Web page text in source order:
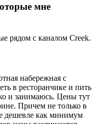
мне
рядом с каналом Creek.
набережная с
в ресторанчике и пить
и занимаюсь. Цены тут
Причем не только в
дешевле как минимум